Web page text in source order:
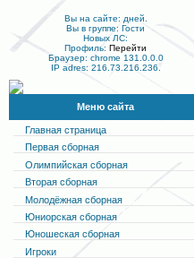
Вы на сайте: дней.
Вы в группе: Гости
Новых ЛС:
Профиль: Перейти
Браузер: chrome 131.0.0.0
IP adres: 216.73.216.236.
Меню сайта
Главная страница
Первая сборная
Олимпийская сборная
Вторая сборная
Молодёжная сборная
Юниорская сборная
Юношеская сборная
Игроки